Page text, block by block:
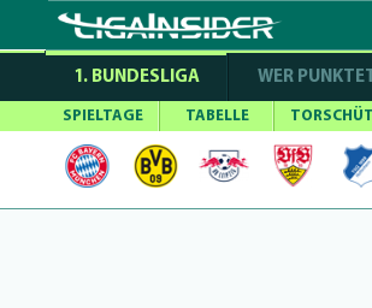
1. BUNDESLIGA WER
SPIELTAGE TABELLE